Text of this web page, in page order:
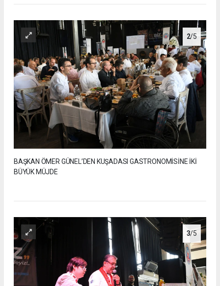
2/5
BAŞKAN ÖMER GÜNEL’DEN KUŞADASI GASTRONOMİSİNE İKİ
BÜYÜK MÜJDE
3/5